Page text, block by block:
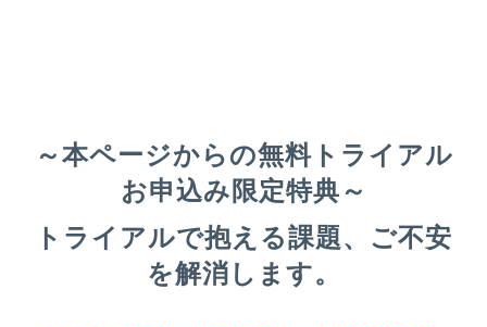
～本ページからの無料トライアル
お申込み 限定特典～
トライアルで抱える課題、 ご不安
を解消します。